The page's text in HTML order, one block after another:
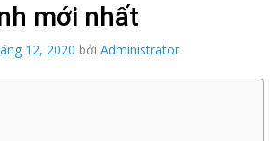
mới nhất
12, 2020 bởi Administrator